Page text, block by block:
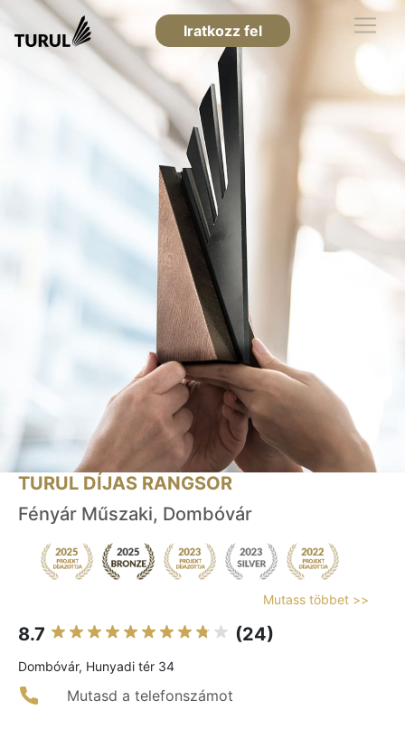
Iratkozz fel
TURUL DÍJAS RANGSOR
Fényár Műszaki, Dombóvár
Mutass többet >>
8.7 (24)
Dombóvár, Hunyadi tér 34
Mutasd a telefonszámot